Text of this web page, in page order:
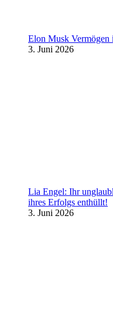
Elon Musk
3. Juni 2026
Lia Engel: Ihr
ihres Erfolgs enthüllt!
3. Juni 2026